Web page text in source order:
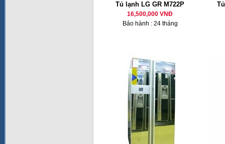
Tủ lạnh LG GR M722P
16,500,000 VNĐ
Bảo hành : 24 tháng